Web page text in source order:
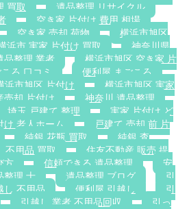
買取
遺品整理 リサイクル
空き家 片付け 費用 相場
空き家 売却 荷物
横浜市旭区
浜市 実家 片付け 買取
神奈川県
品整理 業者
横浜市旭区 空き家 片
ろ 口コミ
便利屋 まごころ
浜市旭区 片付け
横浜市旭区 実家
売却 片付け
神奈川 遺品整理
埼玉 戸建て 整理
実家 片付け ど
け 老人ホーム
戸建て 売却 前 片
純銀 花瓶 買取
純銀 査
不用品 買取
住友不動産 販売 提
方 信頼できる 遺品整理
安
整理 士 遺品整理 ブログ
引
し 不用品 便利屋 引越し
引
引越し 業者 不用品回収
引っ